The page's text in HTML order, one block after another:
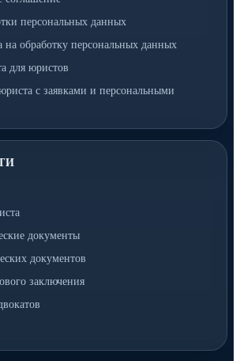
персональных данных
на обработку персональных данных
для юристов
с заявками и персональными
документы
документов
заключения